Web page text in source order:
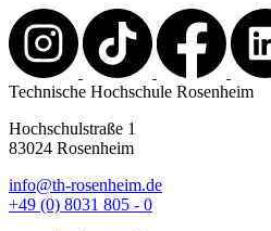
Technische Hochschule Rosenheim
Hochschulstraße 1
83024 Rosenheim
info@th-rosenheim.de
+49 (0) 8031 805 - 0